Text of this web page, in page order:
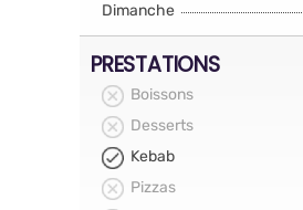
Dimanche
PRESTATIONS
Boissons
Desserts
Kebab
Pizzas